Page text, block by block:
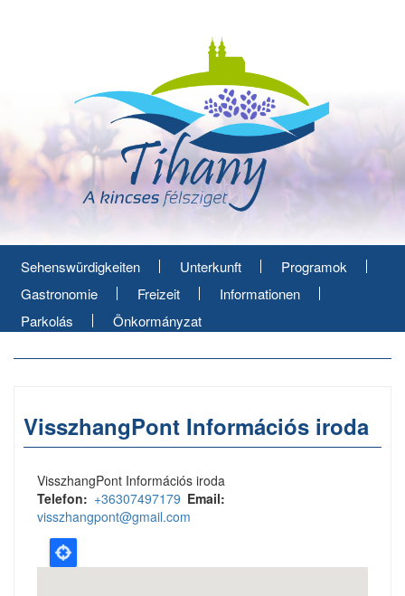
Sehenswürdigkeiten Unterkunft
Programok
Gastronomie
Freizeit
Informationen
Parkolás
Önkormányzat
VisszhangPont Információs iroda
VisszhangPont Információs iroda
Telefon
+36307497179 Email
visszhangpont@gmail.com